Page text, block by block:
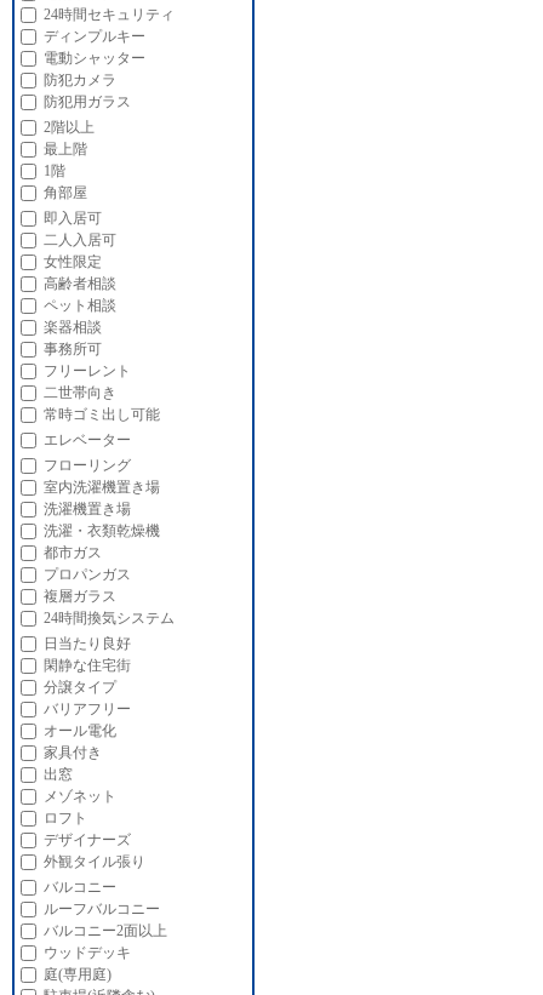
24時間セキュリティ
ディンプルキー
電動シャッター
防犯カメラ
防犯用ガラス
2階以上
最上階
1階
角部屋
即入居可
二人入居可
女性限定
高齢者相談
ペット相談
楽器相談
事務所可
フリーレント
二世帯向き
常時ゴミ出し可能
エレベーター
フローリング
室内洗濯機置き場
洗濯機置き場
洗濯・衣類乾燥機
都市ガス
プロパンガス
複層ガラス
24時間換気システム
日当たり良好
閑静な住宅街
分譲タイプ
バリアフリー
オール電化
家具付き
出窓
メゾネット
ロフト
デザイナーズ
外観タイル張り
バルコニー
ルーフバルコニー
バルコニー2面以上
ウッドデッキ
庭(専用庭)